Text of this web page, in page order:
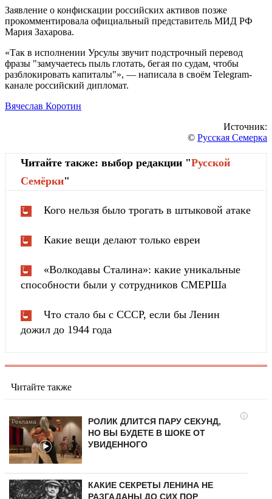
Заявление о конфискации российских активов позже
прокомментировала официальный представитель МИД РФ
Мария Захарова.
«Так в исполнении Урсулы звучит подстрочный перевод
фразы "замучаетесь пыль глотать, бегая по судам, чтобы
разблокировать капиталы"», — написала в своём Telegram-
канале российский дипломат.
Вячеслав Коротин
Источник:
© Русская Семерка
Читайте также: выбор редакции "Русской
Cемёрки"
Кого нельзя было трогать в штыковой атаке
Какие вещи делают только евреи
«Волкодавы Сталина»: какие уникальные
способности были у сотрудников СМЕРШа
Что стало бы с СССР, если бы Ленин
дожил до 1944 года
Читайте также
i
РОЛИК ДЛИТСЯ ПАРУ СЕКУНД,
НО ВЫ БУДЕТЕ В ШОКЕ ОТ
УВИДЕННОГО
КАКИЕ СЕКРЕТЫ ЛЕНИНА НЕ
РАЗГАДАНЫ ДО СИХ ПОР